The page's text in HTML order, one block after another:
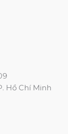
Hồ Chí Minh